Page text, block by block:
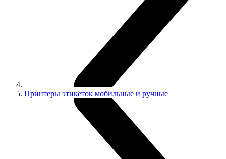
Принтеры этикеток мобильные и ручные